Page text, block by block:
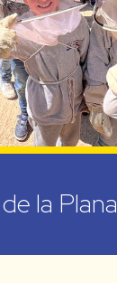
la Plana